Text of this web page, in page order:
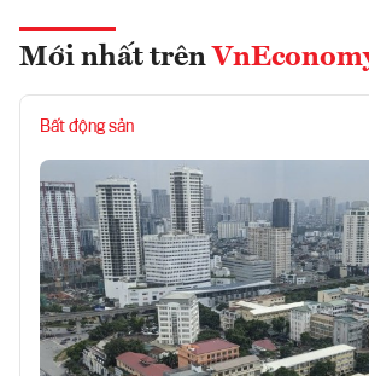
Mới nhất trên
Bất động sản